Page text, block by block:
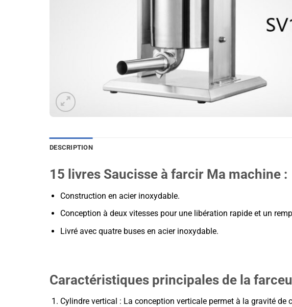
DESCRIPTION
15 livres Saucisse à farcir Ma machine :
Construction en acier inoxydable.
Conception à deux vitesses pour une libération rapide et un
Livré avec quatre buses en acier inoxydable.
Caractéristiques principales de la
Cylindre vertical : La conception verticale permet à la gravité